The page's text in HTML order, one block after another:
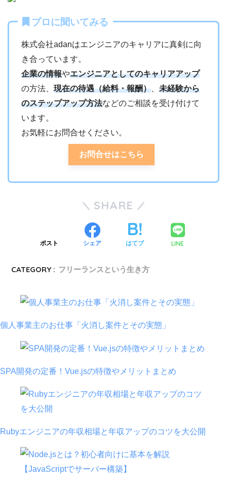
プロに聞いてみる
株式会社adanはエンジニアのキャリアに真剣に向
き合っています。
企業の情報やエンジニアとしてのキャリアアップ
の方法、 現在の待遇（給料・報酬）
未経験から
のステップアップ方法などのご相談を受け付けて
います。
お気軽にお問合せください。
お問合せはこちら
SHARE
ポスト シェア はてブ LINE
CATEGORY : フリーランスという生き方
個人事業主のお仕事「火消し案件とその実態」
SPA開発の定番！Vue.jsの特徴やメリットまとめ
Rubyエンジニアの年収相場と年収アップのコツを大公開